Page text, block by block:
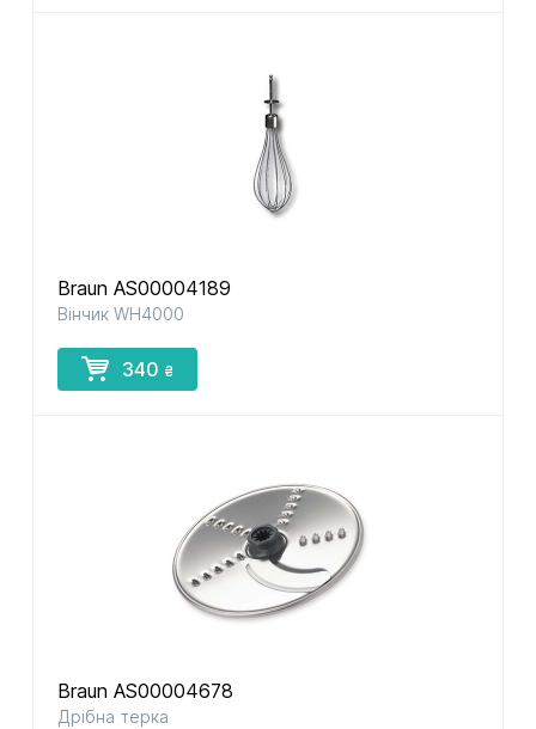
Braun AS00004189
Вінчик WH4000
340 ₴
Braun AS00004678
Дрібна терка